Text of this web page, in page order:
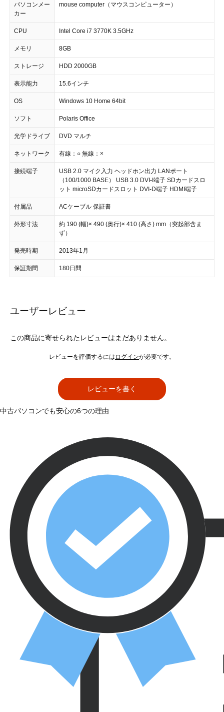
パソコンメー
カー
mouse computer（マウスコンピューター）
CPU Intel Core i7 3770K 3.5GHz
メモリ 8GB
ストレージ HDD 2000GB
表示能力 15.6インチ
OS Windows 10 Home 64bit
ソフト Polaris Office
光学ドライブ DVD マルチ
ネットワーク 有線：○ 無線：×
接続端子
USB 2.0 マイク入力 ヘッドホン出力 LANポート
（100/1000 BASE） USB 3.0 DVI-I端子 SDカードスロ
ット microSDカードスロット DVI-D端子 HDMI端子
付属品 ACケーブル 保証書
外形寸法
約 190 (幅)× 490 (奥行)× 410 (高さ) mm（突起部含ま
ず）
発売時期 2013年1月
保証期間 180日間
ユーザーレビュー
この商品に寄せられたレビューはまだありません。
レビューを評価するには ログインが必要です。
レビューを書く
中古パソコンでも安心の6つの理由